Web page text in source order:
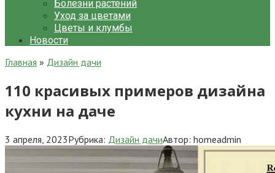
Болезни растений
Уход за цветами
Цветы и клумбы
Новости
Главная » Дизайн дачи
110 красивых примеров дизайна
кухни на даче
3 апреля, 2023Рубрика: Дизайн дачиАвтор: homeadmin